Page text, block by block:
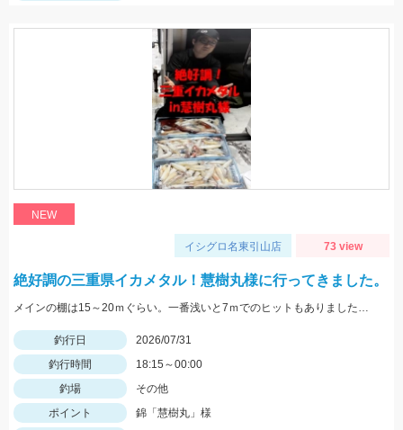
NEW
イシグロ名東引山店 73 view
絶好調の三重県イカメタル！慧樹丸様に行ってきました。
メインの棚は15～20ｍぐらい。一番浅いと7ｍでのヒットもありました。色々なカラーで釣れましたが、ケイムラ系が強かったです。サイズは小型中心の為、アタリが小さいので違和感→即フッキングですよ♪
釣行日
2026/07/31
釣行時間
18:15～00:00
釣場
その他
ポイント
錦「慧樹丸」様